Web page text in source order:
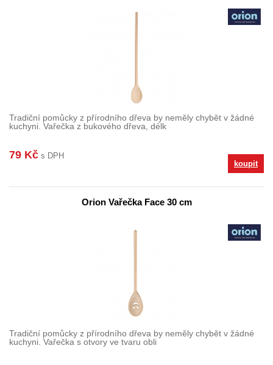
Tradiční pomůcky z přírodního dřeva by neměly chybět v žádné
kuchyni. Vařečka z bukového dřeva, délk
79 Kč s DPH
koupit
Orion Vařečka Face 30 cm
Tradiční pomůcky z přírodního dřeva by neměly chybět v žádné
kuchyni. Vařečka s otvory ve tvaru obli